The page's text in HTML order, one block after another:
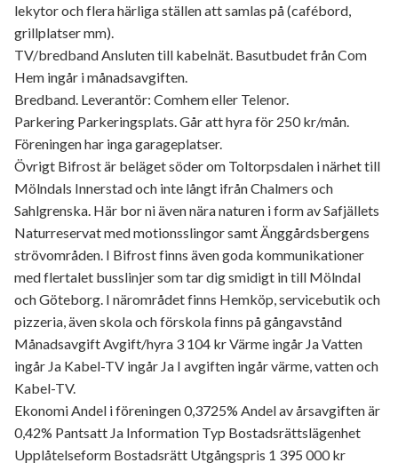
lekytor och flera härliga ställen att samlas på (cafébord,
grillplatser mm).
TV/bredband Ansluten till kabelnät. Basutbudet från Com
Hem ingår i månadsavgiften.
Bredband. Leverantör: Comhem eller Telenor.
Parkering Parkeringsplats. Går att hyra för 250 kr/mån.
Föreningen har inga garageplatser.
Övrigt Bifrost är beläget söder om Toltorpsdalen i närhet till
Mölndals Innerstad och inte långt ifrån Chalmers och
Sahlgrenska. Här bor ni även nära naturen i form av Safjällets
Naturreservat med motionsslingor samt Änggårdsbergens
strövområden. I Bifrost finns även goda kommunikationer
med flertalet busslinjer som tar dig smidigt in till Mölndal
och Göteborg. I närområdet finns Hemköp, servicebutik och
pizzeria, även skola och förskola finns på gångavstånd
Månadsavgift Avgift/hyra 3 104 kr Värme ingår Ja Vatten
ingår Ja Kabel-TV ingår Ja I avgiften ingår värme, vatten och
Kabel-TV.
Ekonomi Andel i föreningen 0,3725% Andel av årsavgiften är
0,42% Pantsatt Ja Information Typ Bostadsrättslägenhet
Upplåtelseform Bostadsrätt Utgångspris 1 395 000 kr